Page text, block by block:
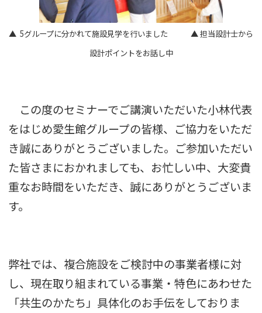
▲ 5グループに分かれて施設見学を行いました ▲ 担当設計士から
設計ポイントをお話し中
この度のセミナーでご講演いただいた小林代表
をはじめ愛生館グループの皆様、ご協力をいただ
き誠にありがとうございました。ご参加いただい
た皆さまにおかれましても、お忙しい中、大変貴
重なお時間をいただき、誠にありがとうございま
す。
弊社では、複合施設をご検討中の事業者様に対
し、現在取り組まれている事業・特色にあわせた
「共生のかたち」具体化のお手伝をしておりま